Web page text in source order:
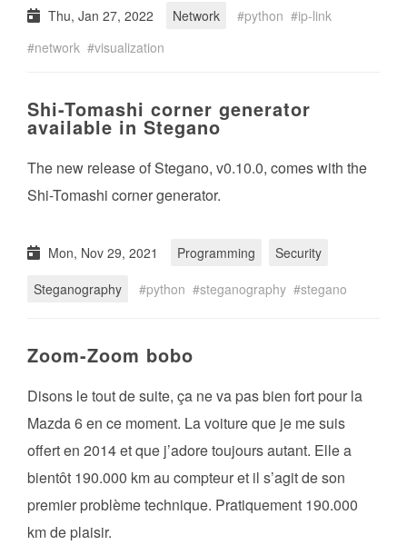
Thu, Jan 27, 2022 Network python
ip-link
network
visualization
Shi-Tomashi corner generator
available in Stegano
The new release of Stegano, v0.10.0, comes with the
Shi-Tomashi corner generator.
Mon, Nov 29, 2021 Programming
Security
Steganography
python steganography stegano
Zoom-Zoom bobo
Disons le tout de suite, ça ne va pas bien fort pour la
Mazda 6 en ce moment. La voiture que je me suis
offert en 2014 et que j’adore toujours autant. Elle a
bientôt 190.000 km au compteur et il s’agit de son
premier problème technique. Pratiquement 190.000
km de plaisir.